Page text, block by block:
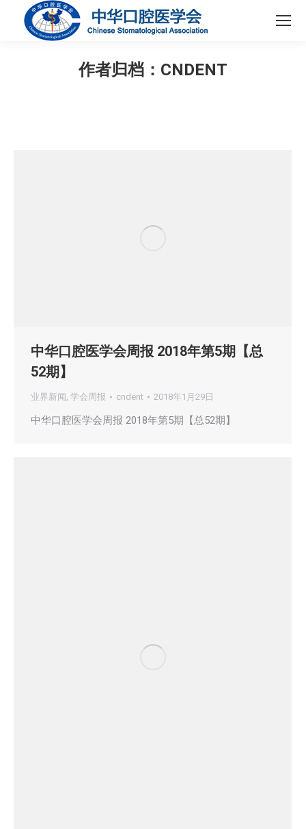
作者归档： CNDENT
中华口腔医学会周报 2018年第5期【总
52期】
业界新闻 , 学会周报 cndent 2018年1月29日
中华口腔医学会周报 2018年第5期【总52期】